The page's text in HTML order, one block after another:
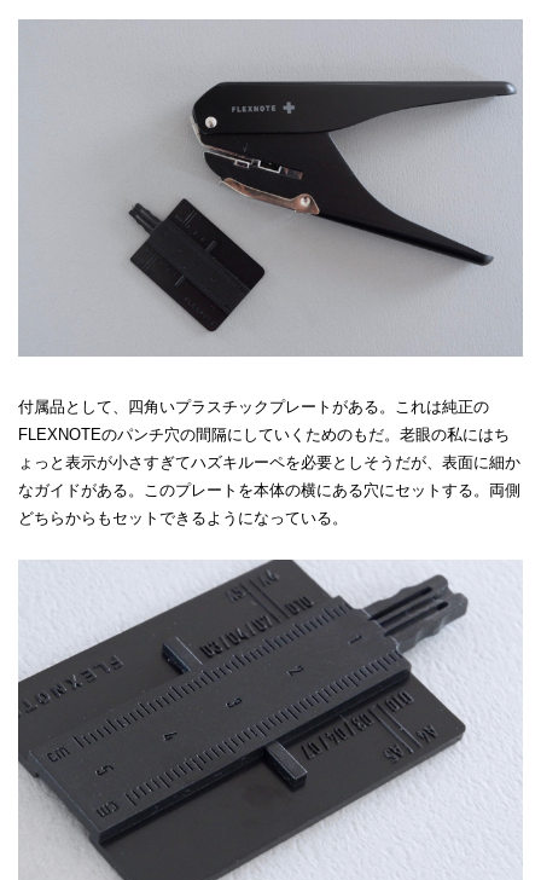
付属品として、四角いプラスチックプレートがある。これは純正の
FLEXNOTEのパンチ穴の間隔にしていくためのもだ。老眼の私にはち
ょっと表示が小さすぎてハズキルーペを必要としそうだが、表面に細か
なガイドがある。このプレートを本体の横にある穴にセットする。両側
どちらからもセットできるようになっている。